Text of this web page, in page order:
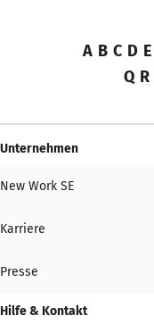
A B C D E
Q R
Unternehmen
New Work SE
Karriere
Presse
Hilfe & Kontakt